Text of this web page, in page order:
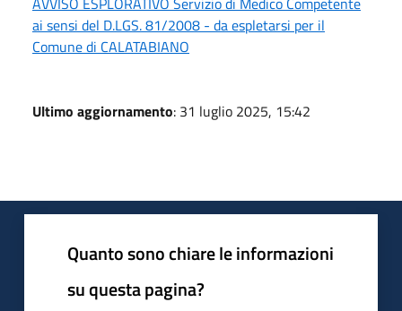
ai sensi del D.LGS. 81/2008 - da espletarsi per il
Comune di CALATABIANO
Ultimo aggiornamento: 31 luglio 2025, 15:42
Quanto sono chiare le informazioni
su questa pagina?